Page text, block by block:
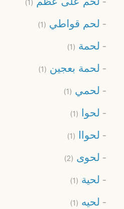
(1)
لحم قواطي (1)
لحمة (1)
لحمة بعجين (1)
لحمي (1)
لحوا (1)
لحواا (1)
لحوى (2)
لحية (1)
لحيه (1)